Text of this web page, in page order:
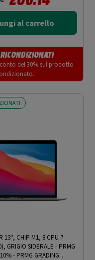
al carrello
del 30% sul prodotto
13'', CHIP M1, 8 CPU 7
GRIGIO SIDERALE - PRMG
- PRMG GRADING